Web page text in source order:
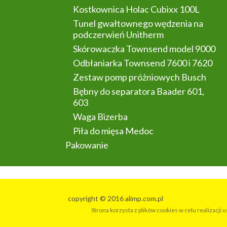
Kostkownica Holac Cubixx 100L
Tunel gwałtownego wędzenia na
podczerwień Unitherm
Skórowaczka Townsend model 9000
Odbłaniarka Townsend 7600 i 7620
Zestaw pomp próżniowych Busch
Bębny do separatora Baader 601,
603
Waga Bizerba
Piła do mięsa Medoc
Pakowanie
copyright © 2016 alimp.com.pl
Strona korzysta z plików cookies w celu realizacji